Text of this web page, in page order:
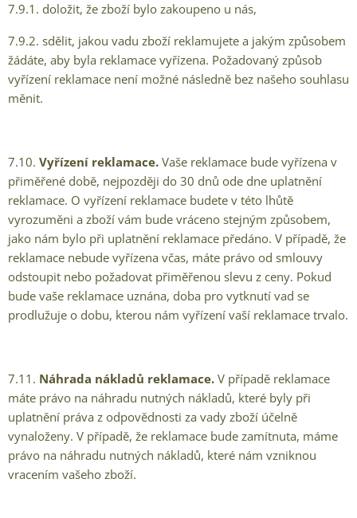
7.9.1. doložit, že zboží bylo zakoupeno u nás,
7.9.2. sdělit, jakou vadu zboží reklamujete a jakým způsobem
žádáte, aby byla reklamace vyřízena. Požadovaný způsob
vyřízení reklamace není možné následně bez našeho souhlasu
měnit.
7.10. Vyřízení reklamace. Vaše reklamace bude vyřízena v
přiměřené době, nejpozději do 30 dnů ode dne uplatnění
reklamace. O vyřízení reklamace budete v této lhůtě
vyrozuměni a zboží vám bude vráceno stejným způsobem,
jako nám bylo při uplatnění reklamace předáno. V případě, že
reklamace nebude vyřízena včas, máte právo od smlouvy
odstoupit nebo požadovat přiměřenou slevu z ceny. Pokud
bude vaše reklamace uznána, doba pro vytknutí vad se
prodlužuje o dobu, kterou nám vyřízení vaší reklamace trvalo.
7.11. Náhrada nákladů reklamace. V případě reklamace
máte právo na náhradu nutných nákladů, které byly při
uplatnění práva z odpovědnosti za vady zboží účelně
vynaloženy. V případě, že reklamace bude zamítnuta, máme
právo na náhradu nutných nákladů, které nám vzniknou
vracením vašeho zboží.